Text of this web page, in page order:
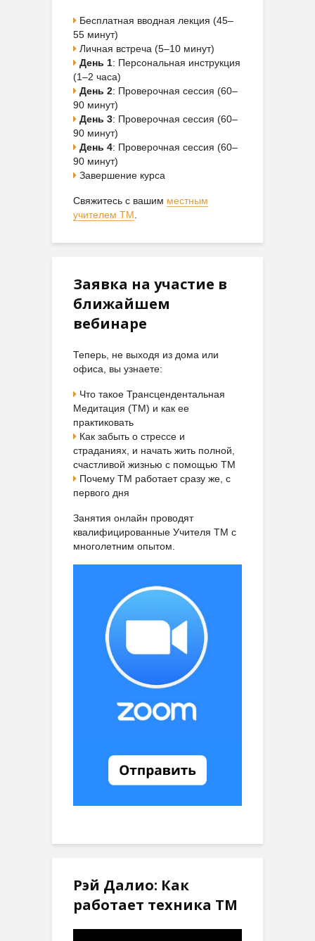
Бесплатная вводная лекция (45–
55 минут)
Личная встреча (5–10 минут)
День 1: Персональная инструкция
(1–2 часа)
День 2: Проверочная сессия (60–
90 минут)
День 3: Проверочная сессия (60–
90 минут)
День 4: Проверочная сессия (60–
90 минут)
Завершение курса
Свяжитесь с вашим местным
учителем ТМ.
Заявка на участие в
ближайшем
вебинаре
Теперь, не выходя из дома или
офиса, вы узнаете:
Что такое Трансцендентальная
Медитация (ТМ) и как ее
практиковать
Как забыть о стрессе и
страданиях, и начать жить полной,
счастливой жизнью с помощью ТМ
Почему ТМ работает сразу же, с
первого дня
Занятия онлайн проводят
квалифицированные Учителя ТМ с
многолетним опытом.
Рэй Далио: Как
работает техника ТМ